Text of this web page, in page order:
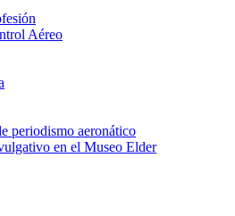
Aéreo
periodismo aeronático
en el Museo Elder